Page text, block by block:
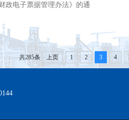
政电子票据管理办法》的通
共285条 上页 1 2 3 4